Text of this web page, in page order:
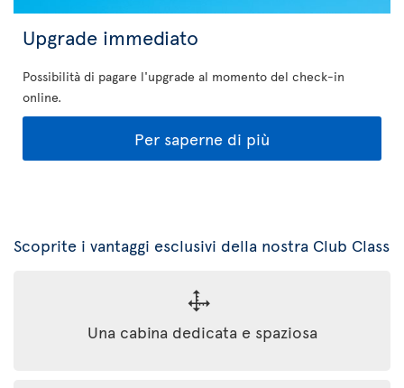
Upgrade immediato
Possibilità di pagare l'upgrade al momento del check-in
online.
Per saperne di più
Scoprite i vantaggi esclusivi della nostra Club Class
Una cabina dedicata e spaziosa